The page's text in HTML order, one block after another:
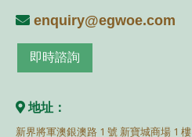
enquiry@egwoe.com
即時諮詢
地址：
新界將軍澳銀澳路 1 號 新寶城商場 1 樓